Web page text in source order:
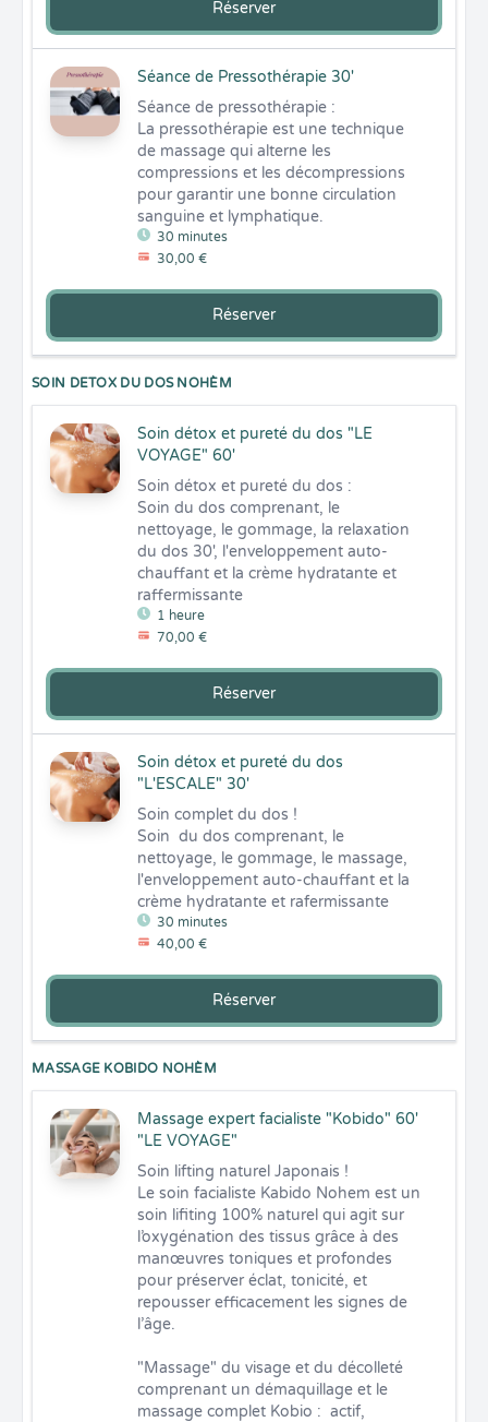
Réserver
Séance de Pressothérapie 30'
30 minutes
30,00 €
Séance de pressothérapie :
La pressothérapie est une technique
de massage qui alterne les
compressions et les décompressions
pour garantir une bonne circulation
sanguine et lymphatique.
Réserver
SOIN DETOX DU DOS NOHÈM
Soin détox et pureté du dos "LE
VOYAGE" 60'
1 heure
70,00 €
Soin détox et pureté du dos :
Soin du dos comprenant, le
nettoyage, le gommage, la relaxation
du dos 30', l'enveloppement auto-
chauffant et la crème hydratante et
raffermissante
Réserver
Soin détox et pureté du dos
"L'ESCALE" 30'
30 minutes
40,00 €
Soin complet du dos !
Soin  du dos comprenant, le
nettoyage, le gommage, le massage,
l'enveloppement auto-chauffant et la
crème hydratante et rafermissante
Réserver
MASSAGE KOBIDO NOHÈM
Massage expert facialiste "Kobido" 60'
"LE VOYAGE"
Soin lifting naturel Japonais !
Le soin facialiste Kabido Nohem est un
soin lifiting 100% naturel qui agit sur
l’oxygénation des tissus grâce à des
manœuvres toniques et profondes
pour préserver éclat, tonicité, et
repousser efficacement les signes de
l’âge.
"Massage" du visage et du décolleté
comprenant un démaquillage et le
massage complet Kobio :  actif,